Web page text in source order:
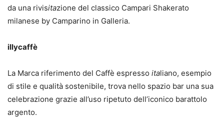
da una rivisitazione del classico Campari Shakerato
milanese by Camparino in Galleria.
illycaffè
La Marca riferimento del Caffè espresso italiano, esempio
di stile e qualità sostenibile, trova nello spazio bar una sua
celebrazione grazie all’uso ripetuto dell’iconico barattolo
argento.